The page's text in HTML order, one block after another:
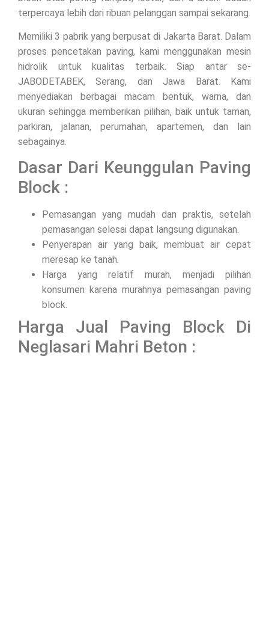
terpercaya lebih dari ribuan pelanggan sampai sekarang.
Memiliki 3 pabrik yang berpusat di Jakarta Barat. Dalam
proses pencetakan paving, kami menggunakan mesin
hidrolik untuk kualitas terbaik. Siap antar se-
JABODETABEK, Serang, dan Jawa Barat. Kami
menyediakan berbagai macam bentuk, warna, dan
ukuran sehingga memberikan pilihan, baik untuk taman,
parkiran, jalanan, perumahan, apartemen, dan lain
sebagainya.
Dasar Dari Keunggulan Paving
Block :
Pemasangan yang mudah dan praktis, setelah
pemasangan selesai dapat langsung digunakan.
Penyerapan air yang baik, membuat air cepat
meresap ke tanah.
Harga yang relatif murah, menjadi pilihan
konsumen karena murahnya pemasangan paving
block.
Harga Jual Paving Block Di
Neglasari Mahri Beton :